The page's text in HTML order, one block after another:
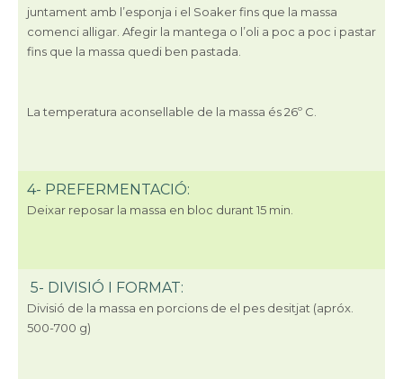
juntament amb l’esponja i el Soaker fins que la massa
comenci alligar. Afegir la mantega o l’oli a poc a poc i pastar
fins que la massa quedi ben pastada.
La temperatura aconsellable de la massa és 26º C.
4- PREFERMENTACIÓ:
Deixar reposar la massa en bloc durant 15 min.
5- DIVISIÓ I FORMAT:
Divisió de la massa en porcions de el pes desitjat (apróx.
500-700 g)